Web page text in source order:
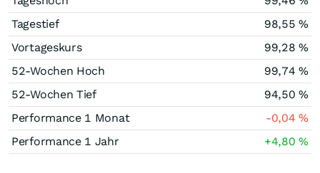
Tagestief
98,55 %
Vortageskurs
99,28%
52-Wochen Hoch
99,74%
52-Wochen Tief
94,50%
Performance 1 Monat
-0,04%
Performance 1 Jahr
+4,80%